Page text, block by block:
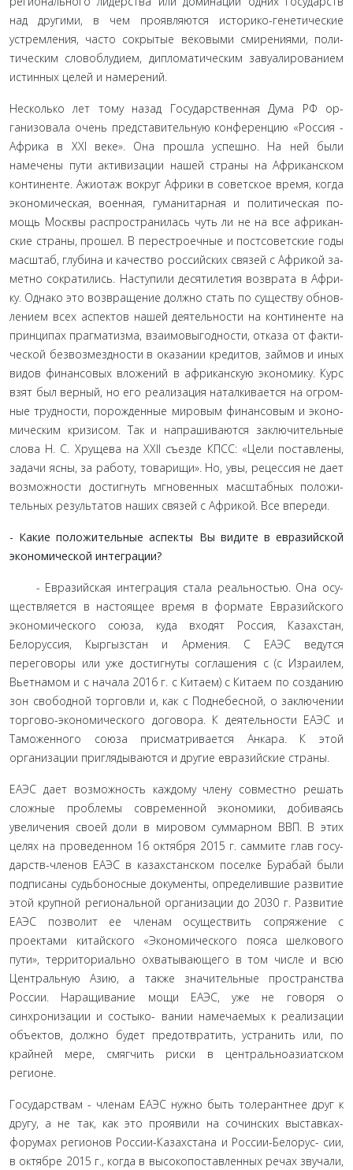
над другими, в чем проявляются историко-генетические
устремления, часто сокрытые вековыми смирениями, поли­
тическим словоблудием, дипломатическим завуалированием
истинных целей и намерений.
Несколько лет тому назад Государственная Дума РФ ор­
ганизовала очень представительную конференцию «Россия -
Африка в XXI веке». Она прошла успешно. На ней были
намечены пути активизации нашей страны на Африканском
континенте. Ажиотаж вокруг Африки в советское время, ког­да
экономическая, военная, гуманитарная и политическая по­
мощь Москвы распространилась чуть ли не на все африкан­
ские страны, прошел. В перестроечные и постсоветские годы
масштаб, глубина и качество российских связей с Африкой за­
метно сократились. Наступили десятилетия возврата в Афри­
ку. Однако это возвращение должно стать по существу обнов­
лением всех аспектов нашей деятельности на континенте на
принципах прагматизма, взаимовыгодности, отказа от факти­
ческой безвозмездности в оказании кредитов, займов и иных
видов финансовых вложений в африканскую экономику. Курс
взят был верный, но его реализация наталкивается на огром­
ные трудности, порожденные мировым финансовым и эконо­
мическим кризисом. Так и напрашиваются заключительные
слова Н. С. Хрущева на XXII съезде КПСС: «Цели поставлены,
задачи ясны, за работу, товарищи». Но, увы, рецессия не дает
возможности достигнуть мгновенных масштабных положи­
тельных результатов наших связей с Африкой. Все впереди.
- Какие положительные аспекты Вы видите в евра­зийской
экономической интеграции?
- Евразийская интеграция стала реальностью. Она осу­
ществляется в настоящее время в формате Евразийского
эко­номического союза, куда входят Россия, Казахстан,
Белорус­сия, Кыргызстан и Армения. С ЕАЭС ведутся
переговоры или уже достигнуты соглашения с (с Израилем,
Вьетнамом и с на­чала 2016 г. с Китаем) с Китаем по созданию
зон свободной торговли и, как с Поднебесной, о заключении
торгово-эконо­мического договора. К деятельности ЕАЭС и
Таможенного со­юза присматривается Анкара. К этой
организации пригляды­ваются и другие евразийские страны.
ЕАЭС дает возможность каждому члену совместно ре­шать
сложные проблемы современной экономики, добиваясь
увеличения своей доли в мировом суммарном ВВП. В этих
целях на проведенном 16 октября 2015 г. саммите глав госу­
дарств-членов ЕАЭС в казахстанском поселке Бурабай были
подписаны судьбоносные документы, определившие развитие
этой крупной региональной организации до 2030 г. Развитие
ЕАЭС позволит ее членам осуществить сопряжение с
проекта­ми китайского «Экономического пояса шелкового
пути», тер­риториально охватывающего в том числе и всю
Центральную Азию, а также значительные пространства
России. Наращива­ние мощи ЕАЭС, уже не говоря о
синхронизации и состыко- вании намечаемых к реализации
объектов, должно будет пре­дотвратить, устранить или, по
крайней мере, смягчить риски в центральноазиатском
регионе.
Государствам - членам ЕАЭС нужно быть толерантнее друг к
другу, а не так, как это проявили на сочинских выстав­ках-
форумах регионов России-Казахстана и России-Белорус- сии,
в октябре 2015 г., когда в высокопоставленных речах зву­чали,